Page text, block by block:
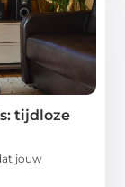
tijdloze
jouw